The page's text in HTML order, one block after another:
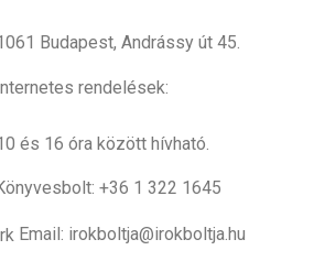
Budapest, Andrássy út 45.
rendelések:
és 16 óra között hívható.
+36 1 322 1645
Email: irokboltja@irokboltja.hu